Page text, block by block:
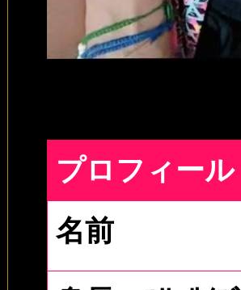
プロフィール
名前